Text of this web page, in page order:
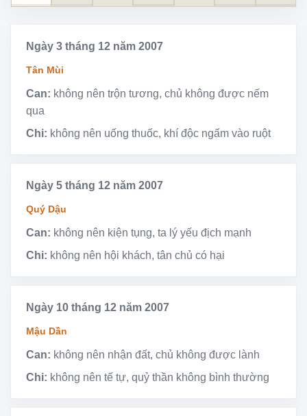
Ngày 3 tháng 12 năm 2007
Tân Mùi
Can: không nên trộn tương, chủ không được nếm
qua
Chi: không nên uống thuốc, khí độc ngấm vào ruột
Ngày 5 tháng 12 năm 2007
Quý Dậu
Can: không nên kiện tụng, ta lý yếu địch mạnh
Chi: không nên hội khách, tân chủ có hại
Ngày 10 tháng 12 năm 2007
Mậu Dần
Can: không nên nhận đất, chủ không được lành
Chi: không nên tế tự, quỷ thần không bình thường